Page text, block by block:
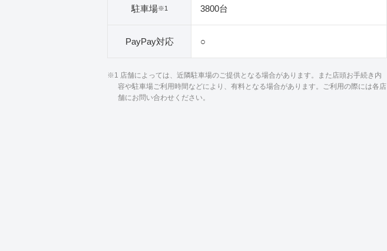
駐車場※1 3800台
PayPay対応 ○
※1 店舗によっては、近隣駐車場のご提供となる場合があります。また店頭お手続き内
容や駐車場ご利用時間などにより、有料となる場合があります。ご利用の際には各店
舗にお問い合わせください。